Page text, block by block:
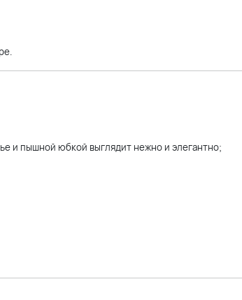
и пышной юбкой выглядит нежно и элегантно;